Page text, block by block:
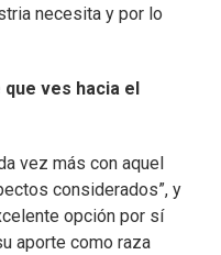
necesita y por lo
ves hacia el
vez más con aquel
considerados”, y
opción por sí
aporte como raza